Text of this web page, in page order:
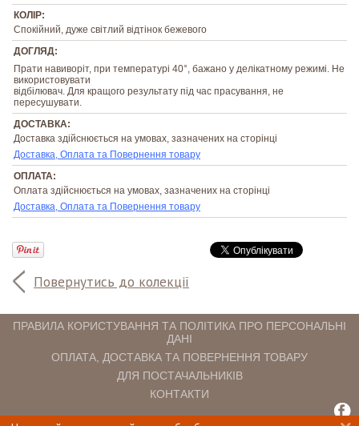
Повернутись до колекції
КОЛІР:
Спокійний, дуже світлий відтінок бежевого
ДОГЛЯД:
Прати навиворіт, при температурі 40°, бажано у делікатному режимі. Не
використовувати
відбілювач. Для кращого результату під час прасування, не
пересушувати.
ДОСТАВКА:
Доставка здійснюється на умовах, зазначених на сторінці
Доставка, Оплата та Повернення товару
ОПЛАТА:
Оплата здійснюється на умовах, зазначених на сторінці
Доставка, Оплата та Повернення товару
ПРАВИЛА КОРИСТУВАННЯ ТА ПОЛІТИКА ПРО ПЕРСОНАЛЬНІ
ДАНІ
ОПЛАТА, ДОСТАВКА ТА ПОВЕРНЕННЯ ТОВАРУ
ДЛЯ ПОСТАЧАЛЬНИКІВ
КОНТАКТИ